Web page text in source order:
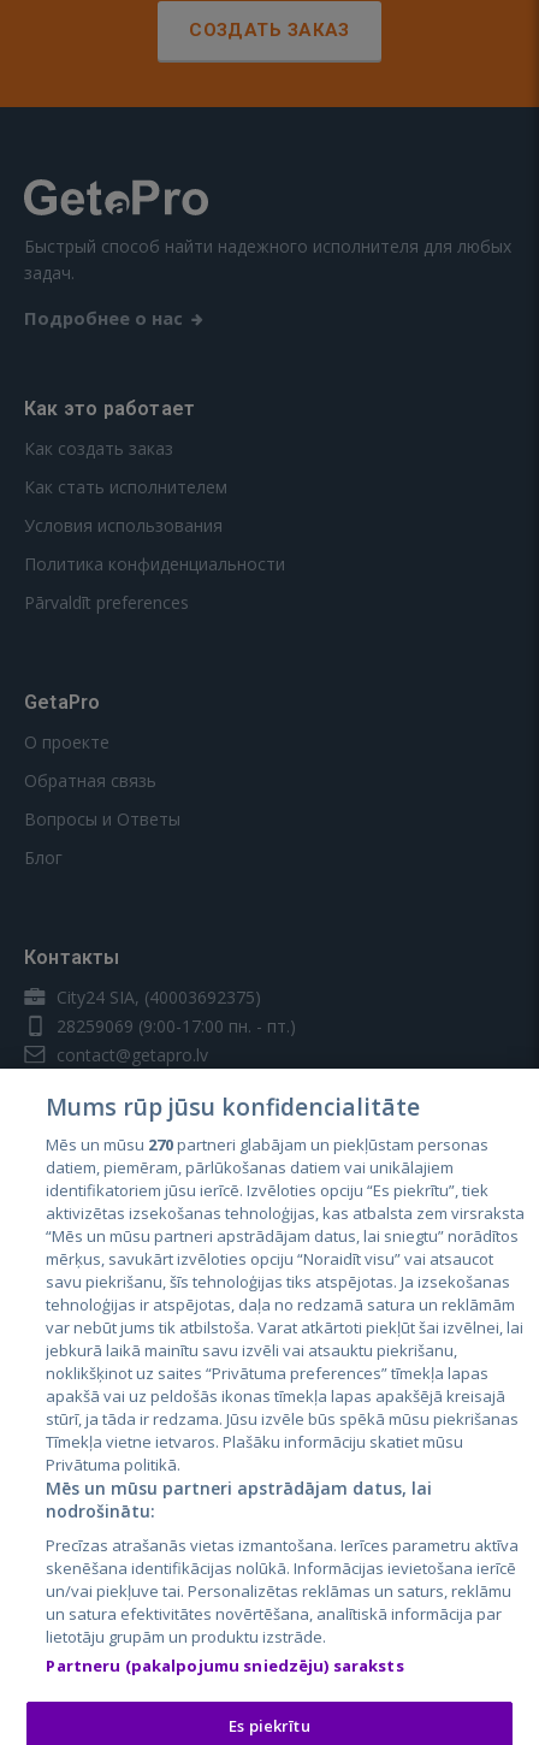
СОЗДАТЬ ЗАКАЗ
Быстрый способ найти надежного исполнителя для любых
задач.
Подробнее о нас
Как это работает
Как создать заказ
Как стать исполнителем
Условия использования
Политика конфиденциальности
Pārvaldīt preferences
GetaPro
О проекте
Обратная связь
Вопросы и Ответы
Блог
Контакты
City24 SIA, (40003692375)
28259069 (9:00-17:00 пн. - пт.)
contact@getapro.lv
Страны
Эстония
Латвия
Литва
City24.lv
City24.ee
GetaPro.lv
GetaPro.ee
Skelbiu.lt
Autoplius.lt
Aruodas.lt
CVbankas.lt
Kainos.lt
Paslaugos.lt
auto24.ee
Osta.ee
KuldneBörs.ee
Mums rūp jūsu konfidencialitāte
Mēs un mūsu 270partneri glabājam un piekļūstam personas
datiem, piemēram, pārlūkošanas datiem vai unikālajiem
identifikatoriem jūsu ierīcē. Izvēloties opciju “Es piekrītu”, tiek
aktivizētas izsekošanas tehnoloģijas, kas atbalsta zem virsraksta
“Mēs un mūsu partneri apstrādājam datus, lai sniegtu” norādītos
mērķus, savukārt izvēloties opciju “Noraidīt visu” vai atsaucot
savu piekrišanu, šīs tehnoloģijas tiks atspējotas. Ja izsekošanas
tehnoloģijas ir atspējotas, daļa no redzamā satura un reklāmām
var nebūt jums tik atbilstoša. Varat atkārtoti piekļūt šai izvēlnei, lai
jebkurā laikā mainītu savu izvēli vai atsauktu piekrišanu,
noklikšķinot uz saites “Privātuma preferences” tīmekļa lapas
apakšā vai uz peldošās ikonas tīmekļa lapas apakšējā kreisajā
stūrī, ja tāda ir redzama. Jūsu izvēle būs spēkā mūsu piekrišanas
Tīmekļa vietne ietvaros. Plašāku informāciju skatiet mūsu
Privātuma politikā.
Mēs un mūsu partneri apstrādājam datus, lai
nodrošinātu:
Precīzas atrašanās vietas izmantošana. Ierīces parametru aktīva
skenēšana identifikācijas nolūkā. Informācijas ievietošana ierīcē
un/vai piekļuve tai. Personalizētas reklāmas un saturs, reklāmu
un satura efektivitātes novērtēšana, analītiskā informācija par
lietotāju grupām un produktu izstrāde.
Partneru (pakalpojumu sniedzēju) saraksts
Es piekrītu